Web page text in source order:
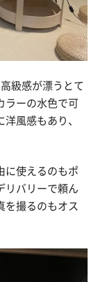
級感が漂うとて
ラーの水色で可
風感もあり、
に使えるのもポ
リバリーで頼ん
を撮るのもオス